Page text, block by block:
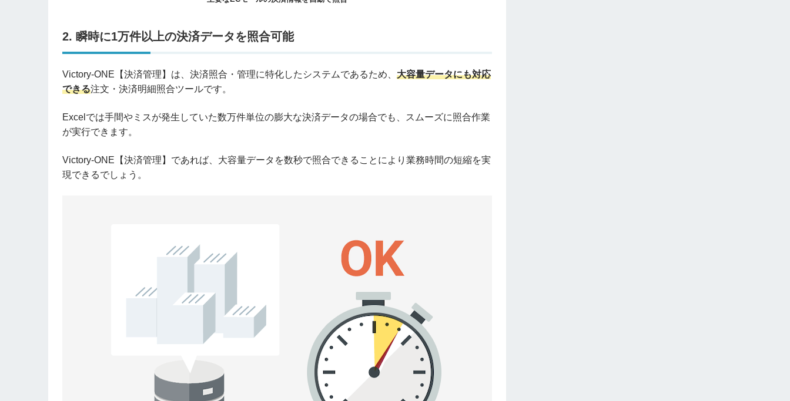
2. 瞬時に1万件以上の決済データを照合可能
Victory-ONE【決済管理】は、決済照合・管理に特化したシステムであるため、 大容量データにも対応
できる注文・決済明細照合ツールです。
Excelでは手間やミスが発生していた数万件単位の膨大な決済データの場合でも、スムーズに照合作業
が実行できます。
Victory-ONE【決済管理】であれば、大容量データを数秒で照合できることにより業務時間の短縮を実
現できるでしょう。